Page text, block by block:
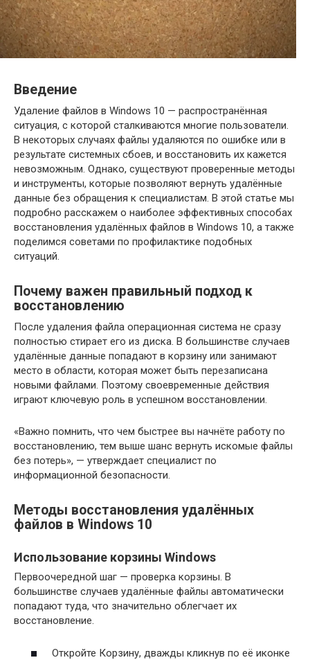
Введение
Удаление файлов в Windows 10 — распространённая
ситуация, с которой сталкиваются многие пользователи.
В некоторых случаях файлы удаляются по ошибке или в
результате системных сбоев, и восстановить их кажется
невозможным. Однако, существуют проверенные методы
и инструменты, которые позволяют вернуть удалённые
данные без обращения к специалистам. В этой статье мы
подробно расскажем о наиболее эффективных способах
восстановления удалённых файлов в Windows 10, а также
поделимся советами по профилактике подобных
ситуаций.
Почему важен правильный подход к
восстановлению
После удаления файла операционная система не сразу
полностью стирает его из диска. В большинстве случаев
удалённые данные попадают в корзину или занимают
место в области, которая может быть перезаписана
новыми файлами. Поэтому своевременные действия
играют ключевую роль в успешном восстановлении.
«Важно помнить, что чем быстрее вы начнёте работу по
восстановлению, тем выше шанс вернуть искомые файлы
без потерь», — утверждает специалист по
информационной безопасности.
Методы восстановления удалённых
файлов в Windows 10
Использование корзины Windows
Первоочередной шаг — проверка корзины. В
большинстве случаев удалённые файлы автоматически
попадают туда, что значительно облегчает их
восстановление.
Откройте Корзину, дважды кликнув по её иконке